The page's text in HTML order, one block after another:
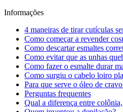
Informações
4 maneiras de tirar cutículas
Como começar a revender
Como descartar esmaltes
Como evitar que as unhas
Como fazer o esmalte durar
Como surgiu o cabelo loiro
Para que serve o óleo de
Perguntas frequentes
Qual a diferença entre